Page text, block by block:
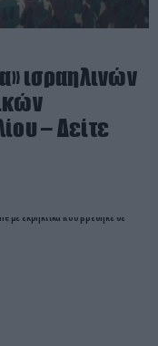
ισραηλινών
– Δείτε